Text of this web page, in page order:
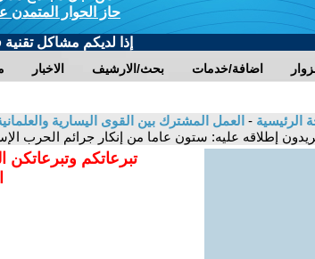
حاز الحوار المتمدن
إذا لديكم مشاكل
الاخبار بحث/الارشيف اضافة/خدمات
الرئيسية - العمل المشترك بين القوى اليسارية
إطلاقه عليه: ستون عاما من إنكار جرائم الحرب
تبرعاتكم وتبرعاتكن